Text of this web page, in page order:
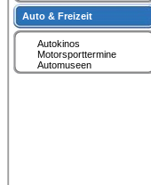
Auto & Freizeit
Autokinos
Motorsporttermine
Automuseen